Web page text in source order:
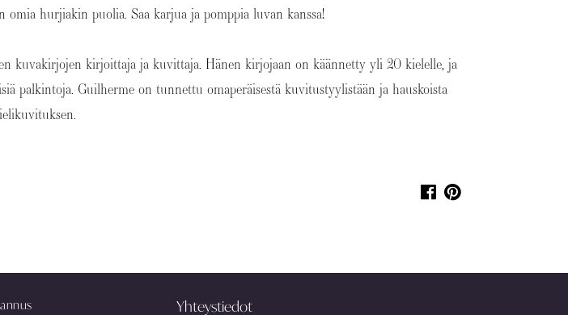
omia hurjiakin puolia. Saa karjua ja pomppia luvan kanssa!
kuvakirjojen kirjoittaja ja kuvittaja. Hänen kirjojaan on käännetty yli 20 kielelle, ja
palkintoja. Guilherme on tunnettu omaperäisestä kuvitustyylistään ja hauskoista
Yhteystiedot